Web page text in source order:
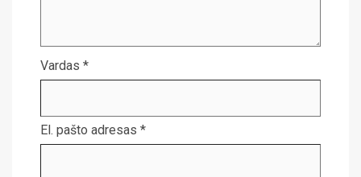
Vardas *
El. pašto adresas *